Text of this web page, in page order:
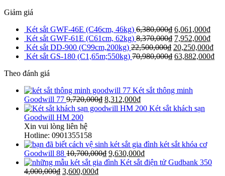
Giảm giá
Két sắt GWF-46E (C46cm, 46kg) 6,380,000₫ 6,061,000₫
Két sắt GWF-61E (C61cm, 62kg) 8,370,000₫ 7,952,000₫
Két sắt DD-900 (C99cm,200kg) 22,500,000₫ 20,250,000₫
Két sắt GS-180 (C1,65m;550kg) 70,980,000₫ 63,882,000₫
Theo đánh giá
Két sắt thông minh
Goodwill 77 9,720,000₫ 8,312,000₫
Két sắt khách sạn
Goodwill HM 200
Xin vui lòng liên hệ
Hotline: 0901355158
két sắt khóa cơ
Goodwill 88 10,700,000₫ 9,630,000₫
Két sắt điện tử Gudbank 350
4,000,000₫ 3,600,000₫